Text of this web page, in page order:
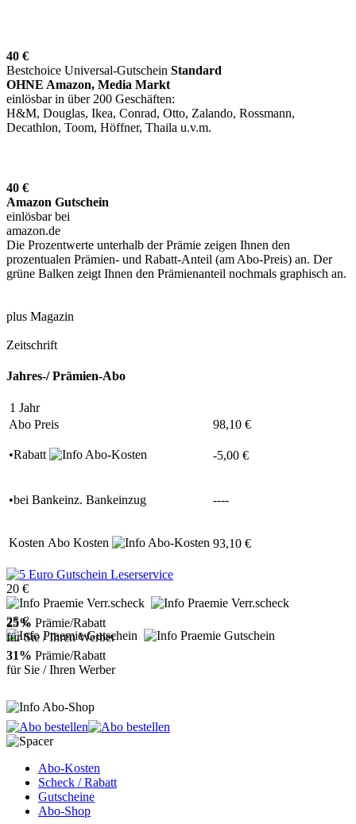
40 €
Bestchoice Universal-Gutschein Standard
OHNE Amazon, Media Markt
einlösbar in über 200 Geschäften:
H&M, Douglas, Ikea, Conrad, Otto, Zalando, Rossmann,
Decathlon, Toom, Höffner, Thaila u.v.m.
40 €
Amazon Gutschein
einlösbar bei
amazon.de
Die Prozentwerte unterhalb der Prämie zeigen Ihnen den
prozentualen Prämien- und Rabatt-Anteil (am Abo-Preis) an. Der
grüne Balken zeigt Ihnen den Prämienanteil nochmals graphisch an.
plus Magazin
Zeitschrift
Jahres-/ Prämien-Abo
1 Jahr
Abo Preis
98,10 €
•Rabatt -5,00 €
•bei Bankeinz. Bankeinzug ----
Kosten Abo Kosten 93,10 €
20 €
25% Prämie/Rabatt
für Sie / Ihren Werber
25 €
31% Prämie/Rabatt
für Sie / Ihren Werber
Abo-Kosten
Scheck / Rabatt
Gutscheine
Abo-Shop